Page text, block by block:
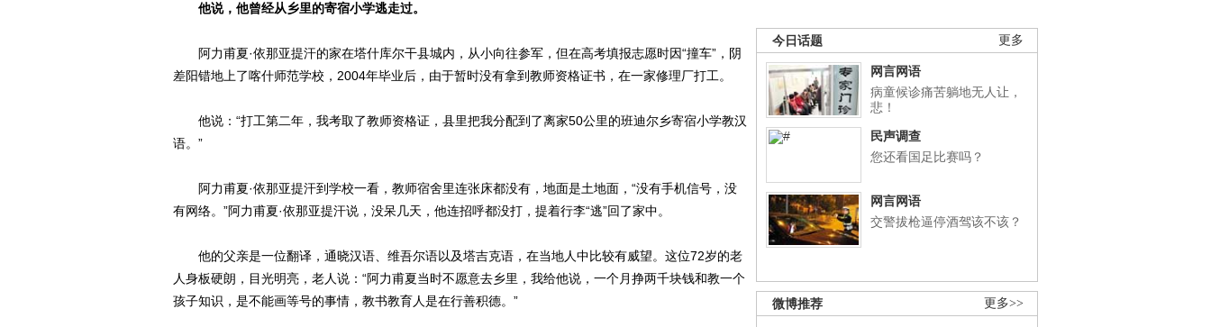
更多
今日话题
网言网语
病童候诊痛苦躺地无人让，
悲！
民声调查
您还看国足比赛吗？
网言网语
交警拔枪逼停酒驾该不该？
更多>>
微博推荐
他说，他曾经从乡里的寄宿小学逃走过。
阿力甫夏·依那亚提汗的家在塔什库尔干县城内，从小向往参军，但在高考填报志愿时因“撞车”，阴
差阳错地上了喀什师范学校，2004年毕业后，由于暂时没有拿到教师资格证书，在一家修理厂打工。
他说：“打工第二年，我考取了教师资格证，县里把我分配到了离家50公里的班迪尔乡寄宿小学教汉
语。”
阿力甫夏·依那亚提汗到学校一看，教师宿舍里连张床都没有，地面是土地面，“没有手机信号，没
有网络。”阿力甫夏·依那亚提汗说，没呆几天，他连招呼都没打，提着行李“逃”回了家中。
他的父亲是一位翻译，通晓汉语、维吾尔语以及塔吉克语，在当地人中比较有威望。这位72岁的老
人身板硬朗，目光明亮，老人说：“阿力甫夏当时不愿意去乡里，我给他说，一个月挣两千块钱和教一个
孩子知识，是不能画等号的事情，教书教育人是在行善积德。”